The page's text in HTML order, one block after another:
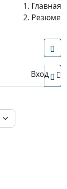
Вход
Главная
Резюме